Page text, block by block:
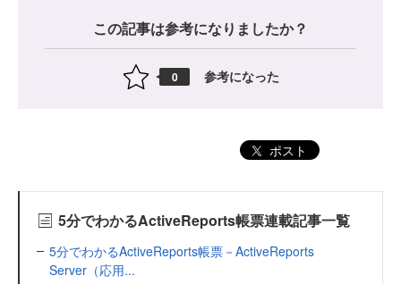
この記事は参考になりましたか？
0 参考になった
ポスト
5分でわかるActiveReports帳票連載記事一覧
5分でわかるActiveReports帳票－ActiveReports
Server（応用...